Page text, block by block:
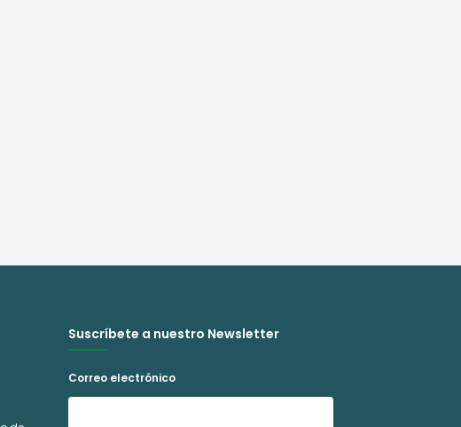
Suscríbete a nuestro Newsletter
Correo electrónico